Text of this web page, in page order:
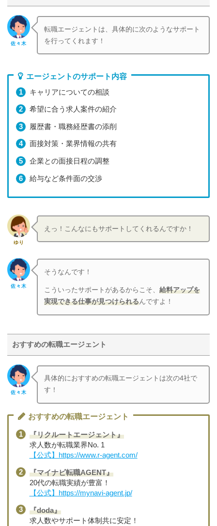
佐々木
転職エージェントは、具体的に次のようなサポート
を行ってくれます！
エージェントのサポート内容
キャリアについての相談
希望に合う求人案件の紹介
履歴書・職務経歴書の添削
面接対策・業界情報の共有
企業との面接日程の調整
給与など条件面の交渉
ゆり
えっ！こんなにもサポートしてくれるんですか！
佐々木
そうなんです！
こういったサポートがあるからこそ、給料アップを
実現できる仕事が見つけられるんですよ！
おすすめの転職エージェント
佐々木
具体的におすすめの転職エージェントは次の4社で
す！
おすすめの転職エージェント
『リクルートエージェント』
求人数が転職業界No. 1
【公式】https://www.r-agent.com/
『マイナビ転職AGENT』
20代の転職実績が豊富！
【公式】https://mynavi-agent.jp/
『doda』
求人数やサポート体制共に安定！